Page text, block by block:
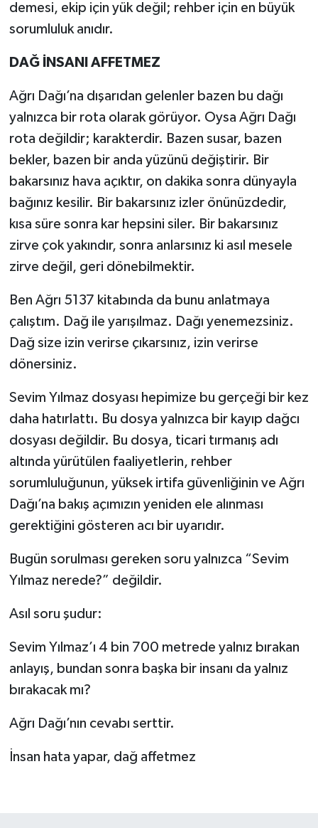
demesi, ekip için yük değil; rehber için en büyük
sorumluluk anıdır.
DAĞ İNSANI AFFETMEZ
Ağrı Dağı’na dışarıdan gelenler bazen bu dağı
yalnızca bir rota olarak görüyor. Oysa Ağrı Dağı
rota değildir; karakterdir. Bazen susar, bazen
bekler, bazen bir anda yüzünü değiştirir. Bir
bakarsınız hava açıktır, on dakika sonra dünyayla
bağınız kesilir. Bir bakarsınız izler önünüzdedir,
kısa süre sonra kar hepsini siler. Bir bakarsınız
zirve çok yakındır, sonra anlarsınız ki asıl mesele
zirve değil, geri dönebilmektir.
Ben Ağrı 5137 kitabında da bunu anlatmaya
çalıştım. Dağ ile yarışılmaz. Dağı yenemezsiniz.
Dağ size izin verirse çıkarsınız, izin verirse
dönersiniz.
Sevim Yılmaz dosyası hepimize bu gerçeği bir kez
daha hatırlattı. Bu dosya yalnızca bir kayıp dağcı
dosyası değildir. Bu dosya, ticari tırmanış adı
altında yürütülen faaliyetlerin, rehber
sorumluluğunun, yüksek irtifa güvenliğinin ve Ağrı
Dağı’na bakış açımızın yeniden ele alınması
gerektiğini gösteren acı bir uyarıdır.
Bugün sorulması gereken soru yalnızca “Sevim
Yılmaz nerede?” değildir.
Asıl soru şudur:
Sevim Yılmaz’ı 4 bin 700 metrede yalnız bırakan
anlayış, bundan sonra başka bir insanı da yalnız
bırakacak mı?
Ağrı Dağı’nın cevabı serttir.
İnsan hata yapar, dağ affetmez